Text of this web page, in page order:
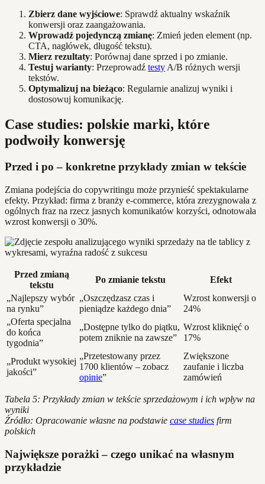
Zbierz dane wyjściowe: Sprawdź aktualny wskaźnik
konwersji oraz zaangażowania.
Wprowadź pojedynczą zmianę: Zmień jeden element (np.
CTA, nagłówek, długość tekstu).
Mierz rezultaty: Porównaj dane sprzed i po zmianie.
Testuj warianty: Przeprowadź testyA/B różnych wersji
tekstów.
Optymalizuj na bieżąco: Regularnie analizuj wyniki i
dostosowuj komunikację.
Case studies: polskie marki, które
podwoiły konwersję
Przed i po – konkretne przykłady zmian w tekście
Zmiana podejścia do copywritingu może przynieść spektakularne
efekty. Przykład: firma z branży e-commerce, która zrezygnowała z
ogólnych fraz na rzecz jasnych komunikatów korzyści, odnotowała
wzrost konwersji o 30%.
Przed zmianą
tekstu
Po zmianie tekstu
Efekt
„Najlepszy wybór
na rynku”
„Oszczędzasz czas i
pieniądze każdego dnia”
Wzrost konwersji o
24%
„Oferta specjalna
do końca
tygodnia”
„Dostępne tylko do piątku,
potem zniknie na zawsze”
Wzrost kliknięć o
17%
„Produkt wysokiej
jakości”
„Przetestowany przez
1700 klientów – zobacz
opinie”
Zwiększone
zaufanie i liczba
zamówień
Tabela 5: Przykłady zmian w tekście sprzedażowym i ich wpływ na
wyniki
Źródło: Opracowanie własne na podstawie case studies firm
polskich
Największe porażki – czego unikać na własnym
przykładzie